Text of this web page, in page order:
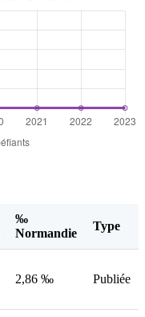
‰
Normandie
Type
2,86 ‰ Publiée